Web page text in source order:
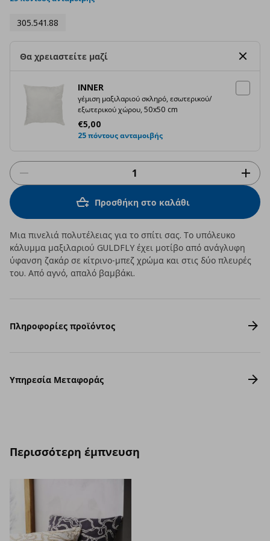
305.541.88
Θα χρειαστείτε μαζί
INNER
γέμιση μαξιλαριού σκληρό, εσωτερικού/
εξωτερικού χώρου, 50x50 cm
€5,00
Τρέχουσα τιμή
25 πόντους ανταμοιβής
Προσθήκη στο καλάθι
Μια πινελιά πολυτέλειας για το σπίτι σας. Το υπόλευκο
κάλυμμα μαξιλαριού GULDFLY έχει μοτίβο από ανάγλυφη
ύφανση ζακάρ σε κίτρινο-μπεζ χρώμα και στις δύο πλευρές
του. Από αγνό, απαλό βαμβάκι.
Πληροφορίες προϊόντος
Υπηρεσία Μεταφοράς
Περισσότερη έμπνευση